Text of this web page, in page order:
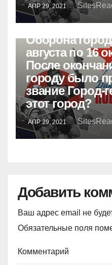
АПР 29, 2021
Оборона
августа по 16
После
городу было
звание Город-
этот город?
АПР 29, 2021
Добавить
Ваш адрес email не
Обязательные поля
Комментарий